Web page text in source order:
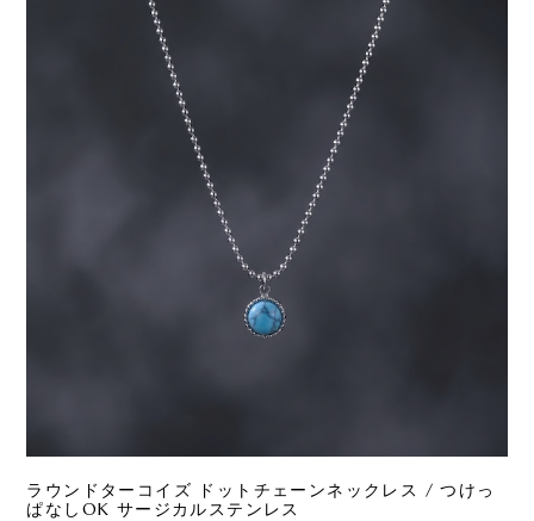
ラウンドターコイズ ドットチェーンネックレス / つけっ
ぱなしOK サージカルステンレス